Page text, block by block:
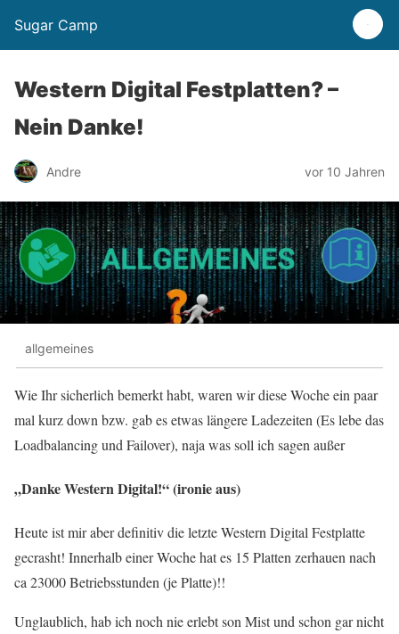
Sugar Camp
Western Digital Festplatten? –
Nein Danke!
Andre vor 10 Jahren
allgemeines
Wie Ihr sicherlich bemerkt habt, waren wir diese Woche ein paar
mal kurz down bzw. gab es etwas längere Ladezeiten (Es lebe das
Loadbalancing und Failover), naja was soll ich sagen außer
„Danke Western Digital!“ (ironie aus)
Heute ist mir aber definitiv die letzte Western Digital Festplatte
gecrasht! Innerhalb einer Woche hat es 15 Platten zerhauen nach
ca 23000 Betriebsstunden (je Platte)!!
Unglaublich, hab ich noch nie erlebt son Mist und schon gar nicht